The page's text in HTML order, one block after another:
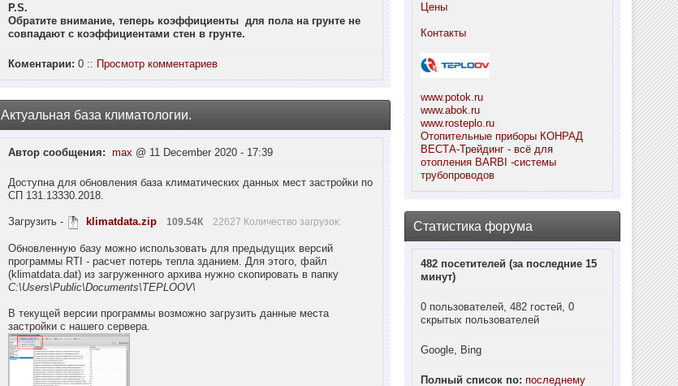
P.S.
Обратите внимание, теперь коэффициенты для пола на грунте не
совпадают с коэффициентами стен в грунте.
Коментарии: 0 :: Просмотр комментариев
Актуальная база климатологии.
Автор сообщения: max @ 11 December 2020 - 17:39
Доступна для обновления база климатических данных мест застройки по
СП 131.13330.2018.
Загрузить - klimatdata.zip 109.54К 22627 Количество загрузок:
Обновленную базу можно использовать для предыдущих версий
программы RTI - расчет потерь тепла зданием. Для этого, файл
(klimatdata.dat) из загруженного архива нужно скопировать в папку
C:\Users\Public\Documents\TEPLOOV\
В текущей версии программы возможно загрузить данные места
застройки с нашего сервера.
Цены
Контакты
www.potok.ru
www.abok.ru
www.rosteplo.ru
Отопительные приборы КОНРАД
ВЕСТА-Трейдинг - всё для
отопления BARBI -системы
трубопроводов
Статистика форума
482 посетителей (за последние 15
минут)
0 пользователей, 482 гостей, 0
скрытых пользователей
Google, Bing
Полный список по: последнему